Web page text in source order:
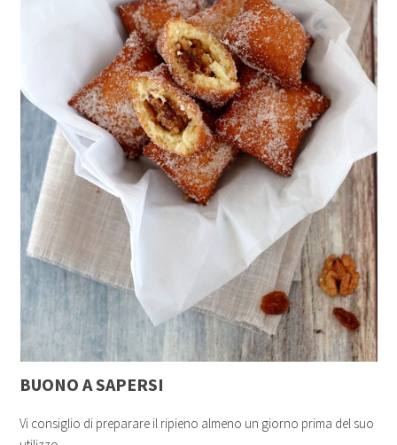
BUONO A SAPERSI
Vi consiglio di preparare il ripieno almeno un giorno prima del suo